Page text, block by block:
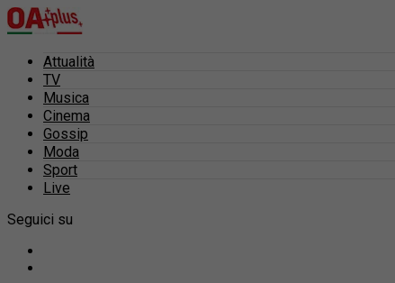
Attualità
TV
Musica
Cinema
Gossip
Moda
Sport
Live
Seguici su